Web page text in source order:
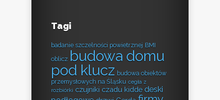
Tagi
badanie szczelności powietrznej BMI
oblicz budowa domu
pod klucz budowa obiektów
przemysłowych na Śląsku cegła z
rozbiórki czujniki czadu kidde deski